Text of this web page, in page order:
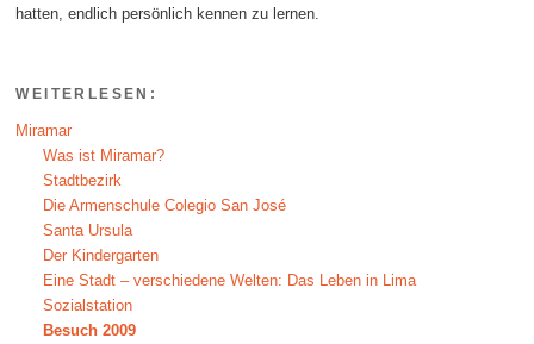
hatten, endlich persönlich kennen zu lernen.
WEITERLESEN:
Miramar
Was ist Miramar?
Stadtbezirk
Die Armenschule Colegio San José
Santa Ursula
Der Kindergarten
Eine Stadt – verschiedene Welten: Das Leben in Lima
Sozialstation
Besuch 2009